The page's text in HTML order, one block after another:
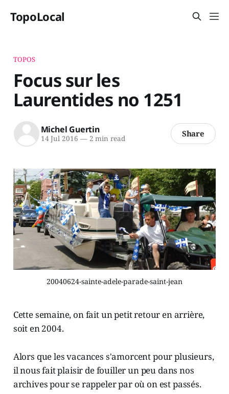
TopoLocal
TOPOS
Focus sur les
Laurentides no 1251
Michel Guertin
14 Jul 2016 —2 min read Share
20040624-sainte-adele-parade-saint-jean
Cette semaine, on fait un petit retour en arrière,
soit en 2004.
Alors que les vacances s'amorcent pour plusieurs,
il nous fait plaisir de fouiller un peu dans nos
archives pour se rappeler par où on est passés.